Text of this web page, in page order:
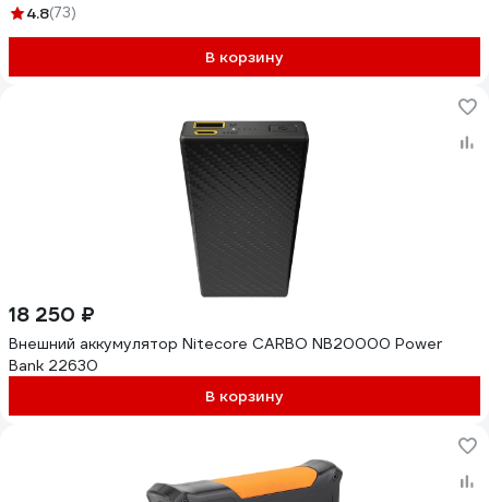
4.8(73)
В корзину
18 250 ₽
Внешний аккумулятор Nitecore CARBO NB20000 Power
Bank 22630
В корзину